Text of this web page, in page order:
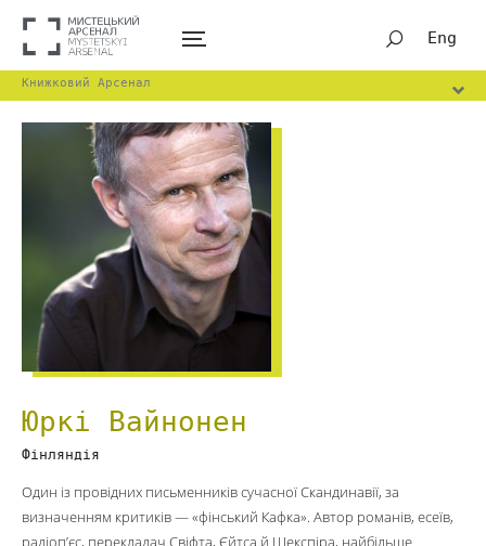
Eng
Книжковий Арсенал
Юркі Вайнонен
Фінляндія
Один із провідних письменників сучасної Скандинавії, за
визначенням критиків — «фінський Кафка». Автор романів, есеїв,
радіоп’єс, перекладач Свіфта, Єйтса й Шекспіра, найбільше